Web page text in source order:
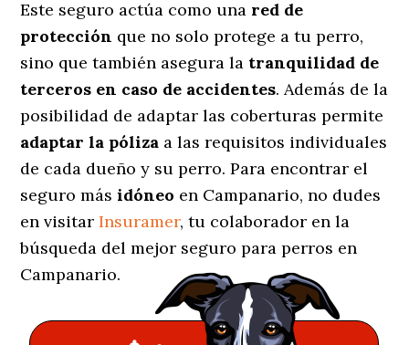
Este seguro actúa como una red de
protección que no solo protege a tu perro,
sino que también asegura la tranquilidad de
terceros en caso de accidentes. Además de la
posibilidad de adaptar las coberturas permite
adaptar la póliza a las requisitos individuales
de cada dueño y su perro. Para encontrar el
seguro másidóneo en Campanario, no dudes
en visitarInsuramer, tu colaborador en la
búsqueda del mejor seguro para perros en
Campanario.